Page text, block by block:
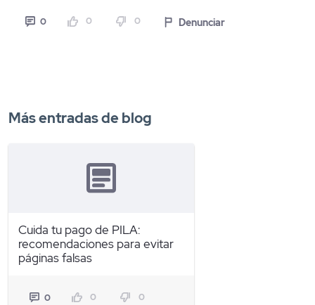
0 0 0 Denunciar
Más entradas de blog
Cuida tu pago de PILA:
recomendaciones para evitar
páginas falsas
0 0 0